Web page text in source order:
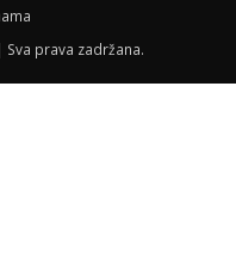
prava zadržana.